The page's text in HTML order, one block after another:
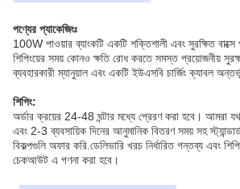
পণ্যের প্যাকেজিংঃ
100W পাওয়ার ব্যাংকটি একটি শক্তিশালী এবং সুরক্ষিত বাক্সে
শিপিংয়ের সময় কোনও ক্ষতি রোধ করতে সমস্ত প্রয়োজনীয়
ব্যবহারকারী ম্যানুয়াল এবং একটি ইউএসবি চার্জিং ক্যাবল
শিপিং:
অর্ডার ক্রয়ের 24-48 ঘন্টার মধ্যে প্রেরণ করা হবে। আমরা
এবং 2-3 ব্যবসায়িক দিনের আনুমানিক বিতরণ সময় সহ
বিকল্পগুলি অফার করি.ডেলিভারি খরচ নির্ধারিত গন্তব্য এবং
চেকআউট এ গণনা করা হবে।